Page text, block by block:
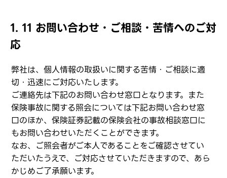
1. 11 お問い合わせ・ご相談・苦情へのご対
応
弊社は、個人情報の取扱いに関する苦情・ご相談に適
切・迅速にご対応いたします。
ご連絡先は下記のお問い合わせ窓口となります。また
保険事故に関する照会については下記お問い合わせ窓
口のほか、保険証券記載の保険会社の事故相談窓口に
もお問い合わせいただくことができます。
なお、ご照会者がご本人であることをご確認させてい
ただいたうえで、ご対応させていただきますので、あら
かじめご了承願います。